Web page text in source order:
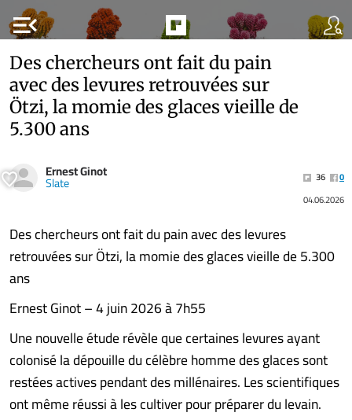
menu_open
Des chercheurs ont fait du pain
avec des levures retrouvées sur
Ötzi, la momie des glaces vieille de
5.300 ans
Ernest Ginot
Slate 36
0
04.06.2026
Des chercheurs ont fait du pain avec des levures
retrouvées sur Ötzi, la momie des glaces vieille de 5.300
ans
Ernest Ginot – 4 juin 2026 à 7h55
Une nouvelle étude révèle que certaines levures ayant
colonisé la dépouille du célèbre homme des glaces sont
restées actives pendant des millénaires. Les scientifiques
ont même réussi à les cultiver pour préparer du levain.